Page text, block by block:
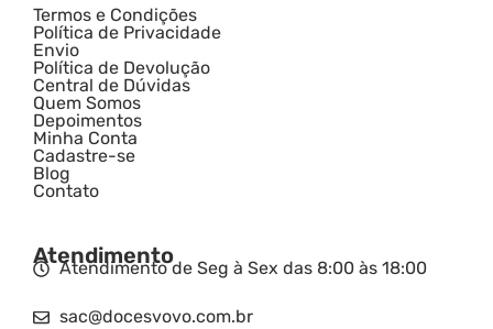
Termos e Condições
Política de Privacidade
Envio
Política de Devolução
Central de Dúvidas
Quem Somos
Depoimentos
Minha Conta
Cadastre-se
Blog
Contato
Atendimento
Atendimento de Seg à Sex das 8:00 às 18:00
sac@docesvovo.com.br